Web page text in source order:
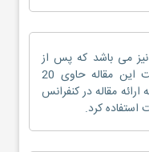
می باشد که پس از
خرید قابل دانلود می باشد. پاورپوینت این مقاله حاوی 20
به ارائه مقاله در کنفرانس
استفاده کرد.